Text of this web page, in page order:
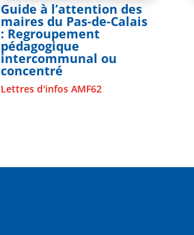
Guide à l’attention des
maires du Pas-de-Calais
: Regroupement
pédagogique
intercommunal ou
concentré
Lettres d'infos AMF62